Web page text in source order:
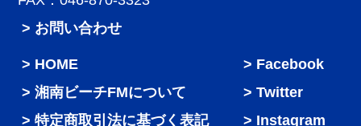
> お問い合わせ
HOME
湘南ビーチFMについて
特定商取引法に基づく表記
Facebook
Twitter
Instagram